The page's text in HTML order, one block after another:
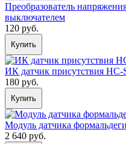
Преобразователь
выключателем
120 руб.
Купить
ИК датчик присутствия HC-
180 руб.
Купить
Модуль датчика
2 640 руб.